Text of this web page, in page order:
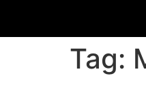
Tag: